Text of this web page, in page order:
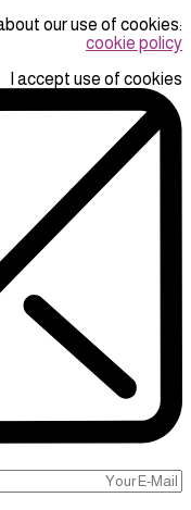
our use of cookies:
cookie policy
I accept use of cookies